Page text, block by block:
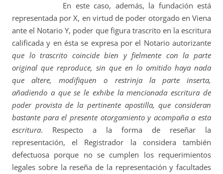
En este caso, además, la fundación está
representada por X, en virtud de poder otorgado en Viena
ante el Notario Y, poder que figura trascrito en la escritura
calificada y en ésta se expresa por el Notario autorizante
que lo trascrito coincide bien y fielmente con la parte
original que reproduce, sin que en lo omitido haya nada
que altere, modifiquen o restrinja la parte inserta,
añadiendo a que se le exhibe la mencionada escritura de
poder provista de la pertinente apostilla, que consideran
bastante para el presente otorgamiento y acompaña a esta
escritura. Respecto a la forma de reseñar la
representación, el Registrador la considera también
defectuosa porque no se cumplen los requerimientos
legales sobre la reseña de la representación y facultades